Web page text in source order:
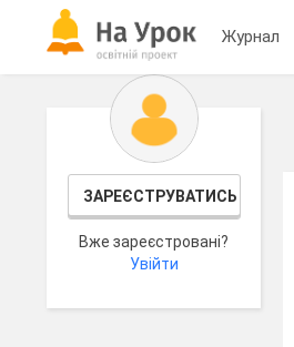
Журнал
ЗАРЕЄСТРУВАТИСЬ
Вже зареєстровані?
Увійти